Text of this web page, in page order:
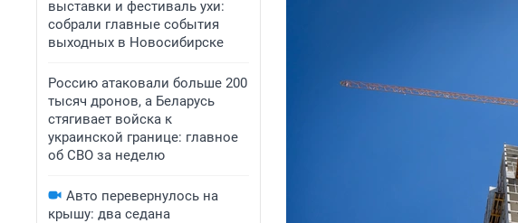
выставки и фестиваль ухи:
собрали главные события
выходных в Новосибирске
Россию атаковали больше 200
тысяч дронов, а Беларусь
стягивает войска к
украинской границе: главное
об СВО за неделю
Авто перевернулось на
крышу: два седана